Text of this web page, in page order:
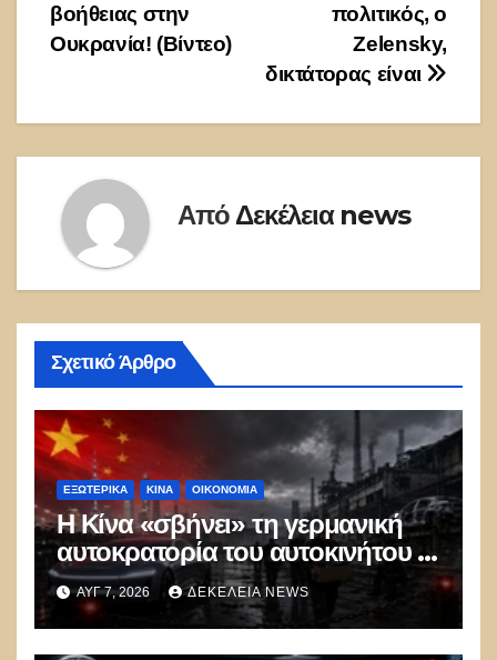
πολιτικός, ο
Zelensky,
δικτάτορας είναι
βοήθειας στην
Ουκρανία! (Βίντεο)
Από Δεκέλεια news
Σχετικό Άρθρο
ΕΞΩΤΕΡΙΚΑ ΚΊΝΑ ΟΙΚΟΝΟΜΙΑ
Η Κίνα «σβήνει» τη γερμανική
αυτοκρατορία του αυτοκινήτου –
100.000 απολύσεις, λουκέτα και
πολιτικός πανικός
ΑΥΓ 7, 2026 ΔΕΚΈΛΕΙΑ NEWS